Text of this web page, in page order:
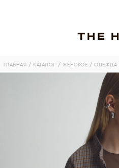
ГЛАВНАЯ / КАТАЛОГ / ЖЕНСКОЕ / ОДЕЖДА